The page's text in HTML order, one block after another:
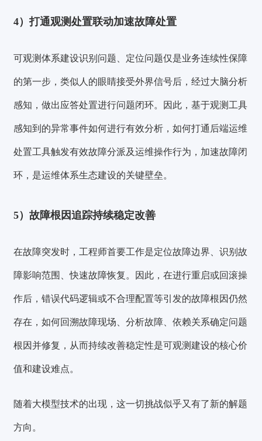
4）打通观测处置联动加速故障处置
可观测体系建设识别问题、定位问题仅是业务连续性保障
的第一步，类似人的眼睛接受外界信号后，经过大脑分析
感知，做出应答处置进行问题闭环。因此，基于观测工具
感知到的异常事件如何进行有效分析，如何打通后端运维
处置工具触发有效故障分派及运维操作行为，加速故障闭
环，是运维体系生态建设的关键壁垒。
5）故障根因追踪持续稳定改善
在故障突发时，工程师首要工作是定位故障边界、识别故
障影响范围、快速故障恢复。因此，在进行重启或回滚操
作后，错误代码逻辑或不合理配置等引发的故障根因仍然
存在，如何回溯故障现场、分析故障、依赖关系确定问题
根因并修复 ，从而持续改善稳定性是可观测建设的核心价
值和建设难点。
随着大模型技术的出现，这一切挑战似乎又有了新的解题
方向。